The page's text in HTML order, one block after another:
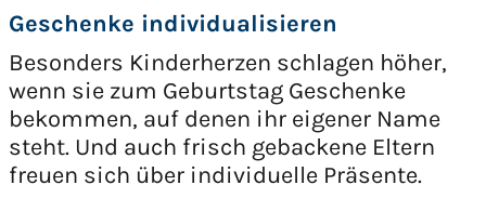
Geschenke individualisieren
Besonders Kinderherzen schlagen höher,
wenn sie zum Geburtstag Geschenke
bekommen, auf denen ihr eigener Name
steht. Und auch frisch gebackene Eltern
freuen sich über individuelle Präsente.